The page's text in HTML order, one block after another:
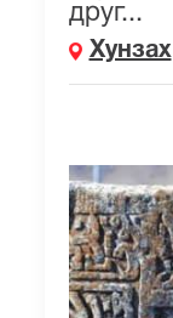
друг...
Хунзах